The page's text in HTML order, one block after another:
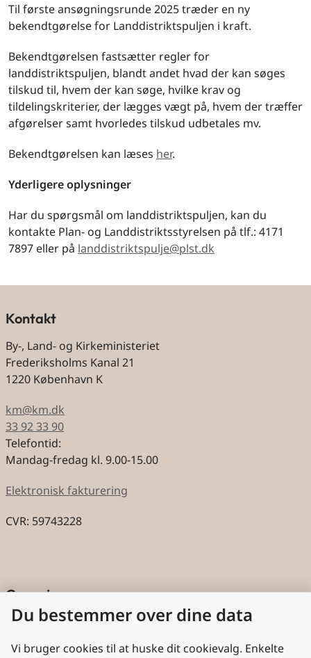
Til første ansøgningsrunde 2025 træder en ny
bekendtgørelse for Landdistriktspuljen i kraft.
Bekendtgørelsen fastsætter regler for
landdistriktspuljen, blandt andet hvad der kan søges
tilskud til, hvem der kan søge, hvilke krav og
tildelingskriterier, der lægges vægt på, hvem der træffer
afgørelser samt hvorledes tilskud udbetales mv.
Bekendtgørelsen kan læses her.
Yderligere oplysninger
Har du spørgsmål om landdistriktspuljen, kan du
kontakte Plan- og Landdistriktsstyrelsen på tlf.: 4171
7897 eller på landdistriktspulje@plst.dk
Kontakt
By-, Land- og Kirkeministeriet
Frederiksholms Kanal 21
1220 København K
km@km.dk
33 92 33 90
Telefontid:
Mandag-fredag kl. 9.00-15.00
Elektronisk fakturering
CVR: 59743228
Genveje
Cookies
Aktindsigt
Du bestemmer over dine data
Vi bruger cookies til at huske dit cookievalg. Enkelte